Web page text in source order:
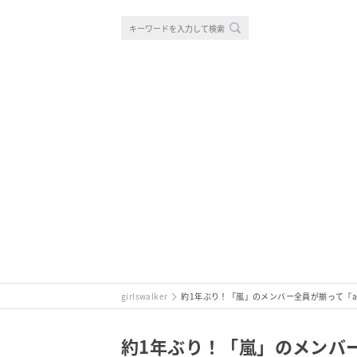
girlswalker 約1年ぶり！「嵐」のメンバー全員が揃って
約1年ぶり！「嵐」のメン